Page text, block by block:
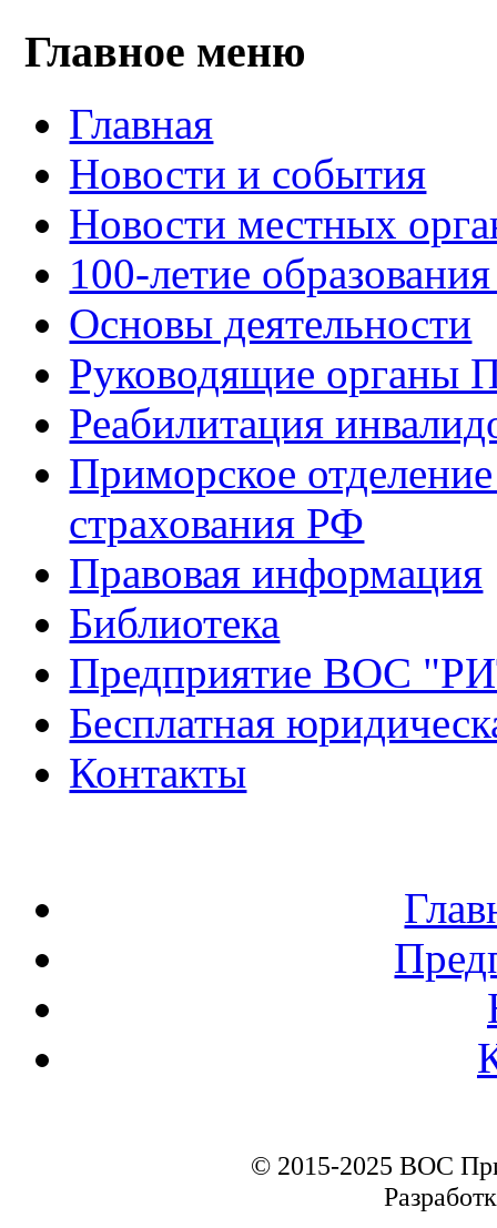
Главное меню
Главная
Новости и события
Новости местных
100-летие
Основы деятельности
Руководящие органы
Реабилитация
Приморское
страхования РФ
Правовая информация
Библиотека
Предприятие ВОС
Бесплатная
Контакты
© 2015-2025 ВОС